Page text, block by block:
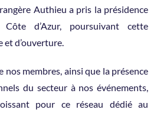
Authieu a pris la présidence
d’Azur, poursuivant cette
d’ouverture.
membres, ainsi que la présence
du secteur à nos événements,
pour ce réseau dédié au